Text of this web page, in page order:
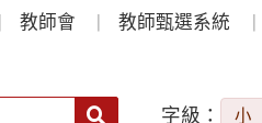
教師會 教師甄選系統
字級： 小